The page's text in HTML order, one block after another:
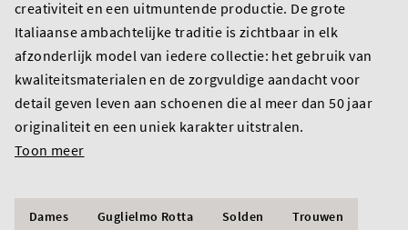
creativiteit en een uitmuntende productie. De grote
Italiaanse ambachtelijke traditie is zichtbaar in elk
afzonderlijk model van iedere collectie: het gebruik van
kwaliteitsmaterialen en de zorgvuldige aandacht voor
detail geven leven aan schoenen die al meer dan 50 jaar
originaliteit en een uniek karakter uitstralen.
Toon meer
Dames Guglielmo Rotta Solden Trouwen